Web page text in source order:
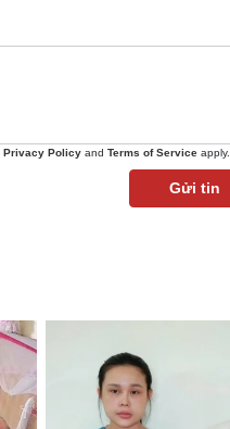
Privacy Policy and Terms of Service apply.
Gửi tin